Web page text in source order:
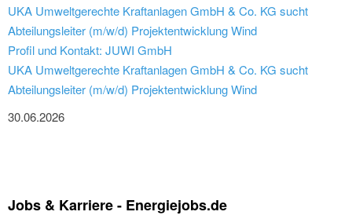
UKA Umweltgerechte Kraftanlagen GmbH & Co. KG sucht
Abteilungsleiter (m/w/d) Projektentwicklung Wind
Profil und Kontakt: JUWI GmbH
UKA Umweltgerechte Kraftanlagen GmbH & Co. KG sucht
Abteilungsleiter (m/w/d) Projektentwicklung Wind
30.06.2026
Jobs & Karriere - Energiejobs.de